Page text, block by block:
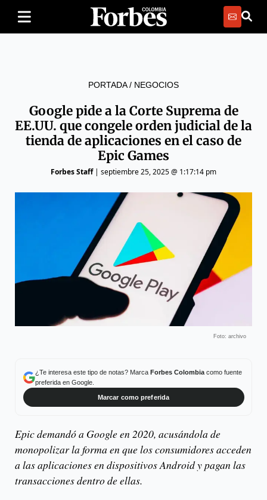
PORTADA/ NEGOCIOS
Google pide a la Corte Suprema de
EE.UU. que congele orden judicial de la
tienda de aplicaciones en el caso de
Epic Games
Forbes Staff| septiembre 25, 2025 @ 1:17:14 pm
Foto: archivo
¿Te interesa este tipo de notas? Marca Forbes Colombiacomo fuente
preferida en Google.
Marcar como preferida
Epic demandó a Google en 2020, acusándola de
monopolizar la forma en que los consumidores acceden
a las aplicaciones en dispositivos Android y pagan las
transacciones dentro de ellas.